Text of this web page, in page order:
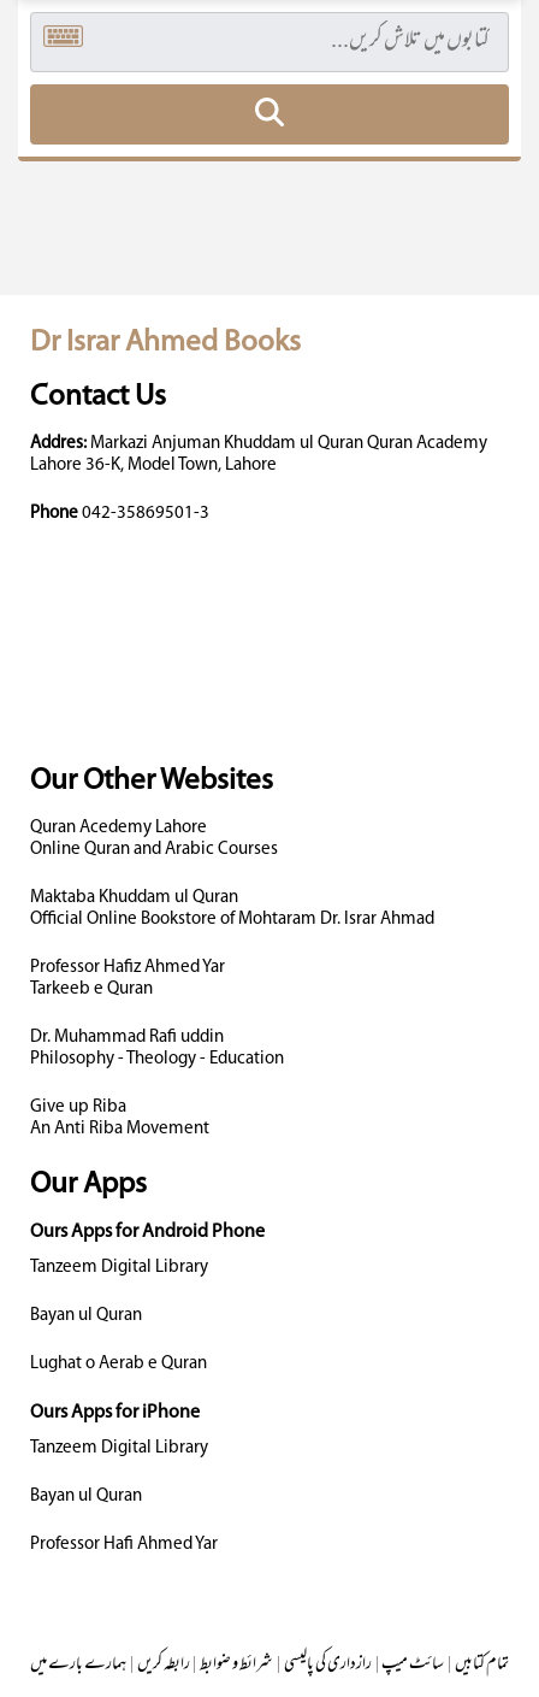
Dr Israr Ahmed Books
Contact Us
Addres: Markazi Anjuman Khuddam ul Quran Quran Academy
Lahore 36-K, Model Town, Lahore
Phone 042-35869501-3
Our Other Websites
Quran Acedemy Lahore
Online Quran and Arabic Courses
Maktaba Khuddam ul Quran
Official Online Bookstore of Mohtaram Dr. Israr Ahmad
Professor Hafiz Ahmed Yar
Tarkeeb e Quran
Dr. Muhammad Rafi uddin
Philosophy - Theology - Education
Give up Riba
An Anti Riba Movement
Our Apps
Ours Apps for Android Phone
Tanzeem Digital Library
Bayan ul Quran
Lughat o Aerab e Quran
Ours Apps for iPhone
Tanzeem Digital Library
Bayan ul Quran
Professor Hafi Ahmed Yar
ہمارے بارے میں|رابطہ کریں|شرائط و ضوابط|رازداری کی پالیسی|سائٹ میپ|تمام کتابیں